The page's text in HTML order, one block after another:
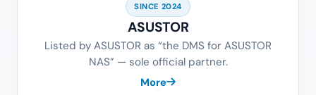
SINCE 2024
ASUSTOR
Listed by ASUSTOR as “the DMS for ASUSTOR
NAS” — sole official partner.
More